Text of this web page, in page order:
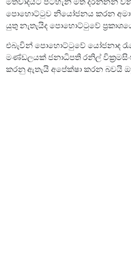
පොහොට්ටුව නියෝජනය කරන
යුතු නැතැයිද පොහොට්ටුවේ
එබැවින් පොහොට්ටුවේ යෝජනාද
මණ්ඩලයක් ජනාධිපති රනිල්
කරනු ඇතැයි අපේක්ෂා කරන බවයි